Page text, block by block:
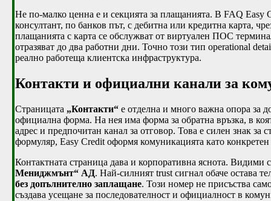
Не по-малко ценна е и секцията за плащанията. В FAQ Easy
консултант, по банков път, с дебитна или кредитна карта,
плащанията с карта се обслужват от виртуален ПОС
отразяват до два работни дни. Точно този тип operational
реално работеща клиентска инфраструктура.
Контакти и официални канали за
Страницата „Контакти“ е отделна и много важна опора за
официална форма. На нея има форма за обратна връзка, в
адрес и предпочитан канал за отговор. Това е силен знак
формуляр, Easy Credit оформя комуникацията като
Контактната страница дава и корпоративна яснота.
Мениджмънт“ АД. Най-силният trust сигнал обаче остава
без допълнително заплащане. Този номер не присъства
създава усещане за последователност и официалност в